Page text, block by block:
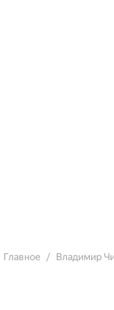
Главное Владимир